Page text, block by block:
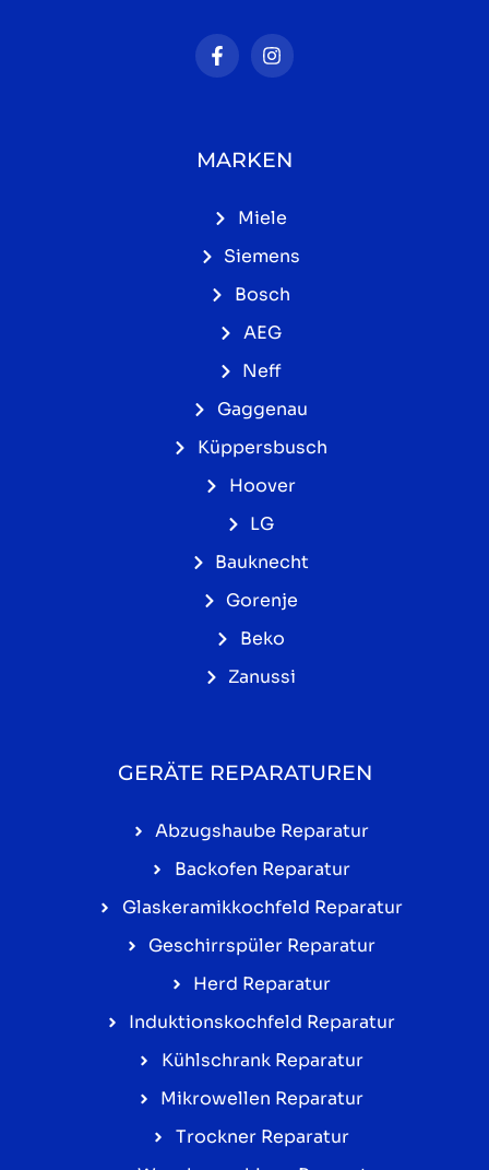
MARKEN
Miele
Siemens
Bosch
AEG
Neff
Gaggenau
Küppersbusch
Hoover
LG
Bauknecht
Gorenje
Beko
Zanussi
GERÄTE REPARATUREN
Abzugshaube Reparatur
Backofen Reparatur
Glaskeramikkochfeld Reparatur
Geschirrspüler Reparatur
Herd Reparatur
Induktionskochfeld Reparatur
Kühlschrank Reparatur
Mikrowellen Reparatur
Trockner Reparatur